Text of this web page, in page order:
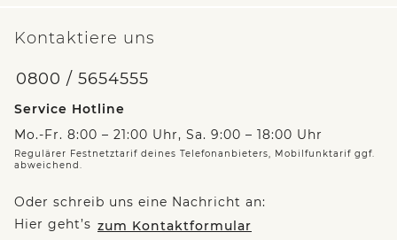
Kontaktiere uns
0800 / 5654555
Service Hotline
Mo.-Fr. 8:00 – 21:00 Uhr, Sa. 9:00 – 18:00 Uhr
Regulärer Festnetztarif deines Telefonanbieters, Mobilfunktarif ggf.
abweichend.
Oder schreib uns eine Nachricht an:
Hier geht’s zum Kontaktformular